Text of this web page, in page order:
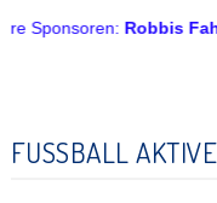
Robbis
FUSSBALL AKTIVE